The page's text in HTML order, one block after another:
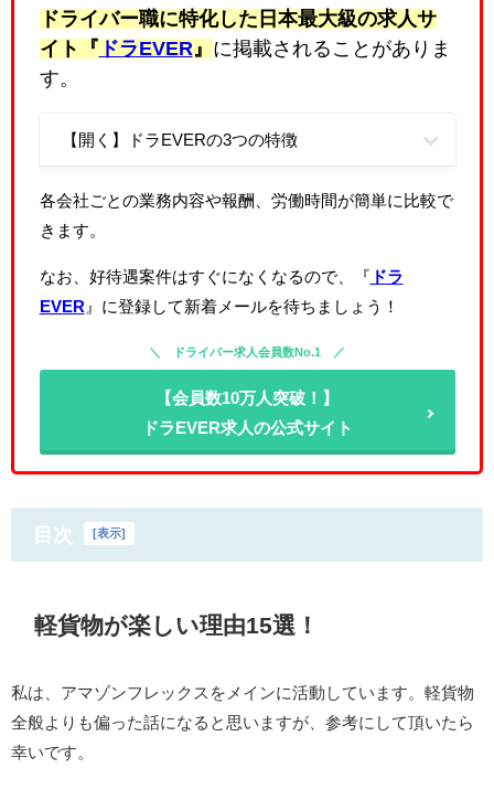
ドライバー職に特化した日本最大級の求人サ
イト『 ドラEVER 』 に掲載されることがありま
す。
【開く】ドラEVERの3つの特徴
各会社ごとの業務内容や報酬、労働時間が簡単に比較で
きます。
なお、好待遇案件はすぐになくなるので、『 ドラ
EVER 』に登録して新着メールを待ちましょう！
ドライバー求人会員数No.1
【会員数10万人突破！】
ドラEVER求人の公式サイト
目次 [表示]
軽貨物が楽しい理由15選！
私は、アマゾンフレックスをメインに活動しています。軽貨物
全般よりも偏った話になると思いますが、参考にして頂いたら
幸いです。